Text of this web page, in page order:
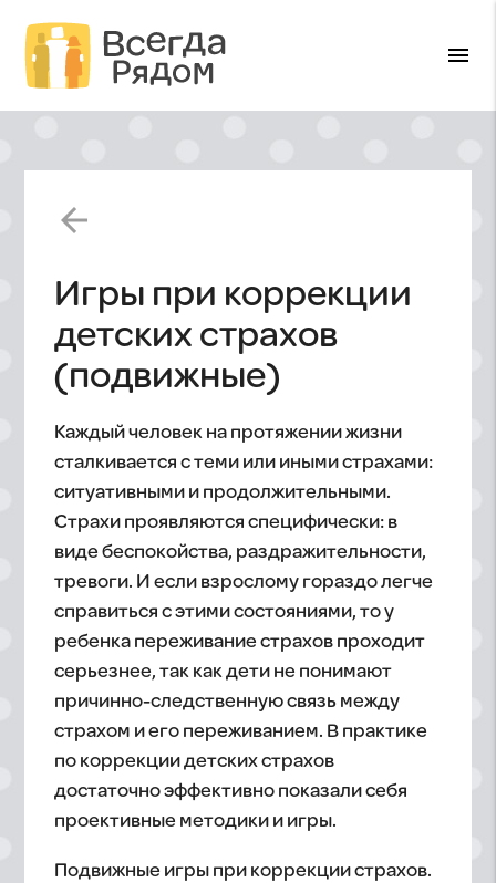
menu
arrow_back
Игры при коррекции
детских страхов
(подвижные)
Каждый человек на протяжении жизни
сталкивается с теми или иными страхами:
ситуативными и продолжительными.
Страхи проявляются специфически: в
виде беспокойства, раздражительности,
тревоги. И если взрослому гораздо легче
справиться с этими состояниями, то у
ребенка переживание страхов проходит
серьезнее, так как дети не понимают
причинно-следственную связь между
страхом и его переживанием. В практике
по коррекции детских страхов
достаточно эффективно показали себя
проективные методики и игры.
Подвижные игры при коррекции страхов.